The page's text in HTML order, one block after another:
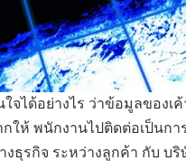
ได้อย่างไร ว่าข้อมูลของเ
ให้ พนักงานไปติดต่อเป็นกา
งธุรกิจ ระหว่างลูกค้า กับ